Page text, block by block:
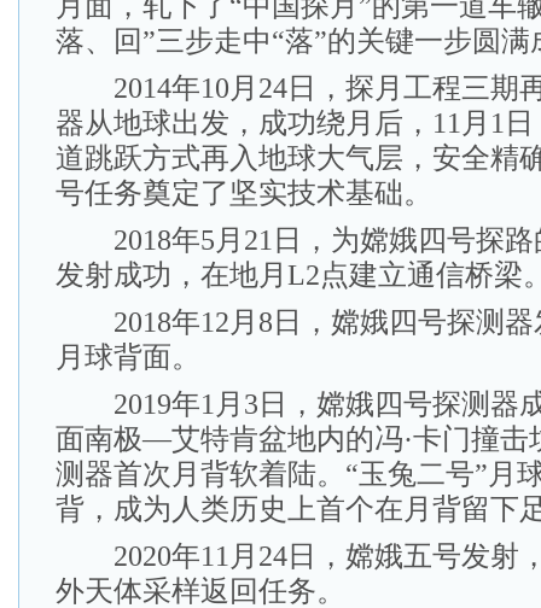
落、回”三步走中“落”的关键一步圆满
2014年10月24日，探月工程三期
器从地球出发，成功绕月后，11月1
道跳跃方式再入地球大气层，安全精
号任务奠定了坚实技术基础。
2018年5月21日，为嫦娥四号探路
发射成功，在地月L2点建立通信桥梁
2018年12月8日，嫦娥四号探测器
月球背面。
2019年1月3日，嫦娥四号探测器
面南极—艾特肯盆地内的冯·卡门撞击
测器首次月背软着陆。“玉兔二号”月
背，成为人类历史上首个在月背留下
2020年11月24日，嫦娥五号发射
外天体采样返回任务。